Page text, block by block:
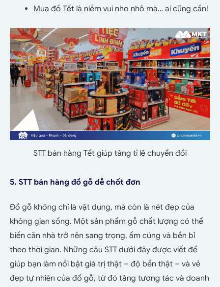
Mua đồ Tết là niềm vui nho nhỏ mà… ai cũng cần!
STT bán hàng Tết giúp tăng tỉ lệ chuyển đổi
5. STT bán hàng đồ gỗ dễ chốt đơn
Đồ gỗ không chỉ là vật dụng, mà còn là nét đẹp của
không gian sống. Một sản phẩm gỗ chất lượng có thể
biến căn nhà trở nên sang trọng, ấm cúng và bền bỉ
theo thời gian. Những câu STT dưới đây được viết để
giúp bạn làm nổi bật giá trị thật – độ bền thật – và vẻ
đẹp tự nhiên của đồ gỗ, từ đó tăng tương tác và doanh